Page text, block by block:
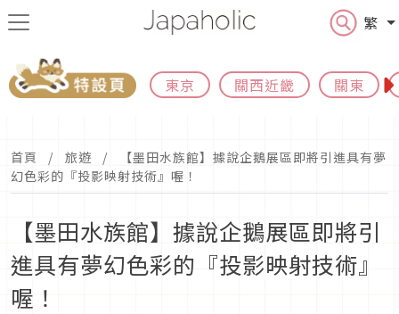
繁
東京 關西近畿 關東
首頁 旅遊
【墨田水族館】據說企鵝展區即將引進具有夢
幻色彩的『投影映射技術』喔！
【墨田水族館】據說企鵝展區即將引
進具有夢幻色彩的『投影映射技術』
喔！